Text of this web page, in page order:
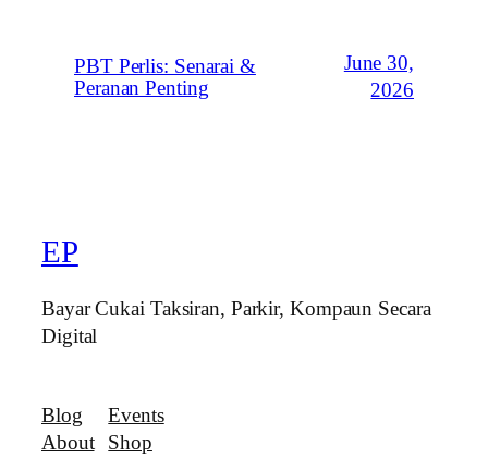
PBT Perlis: Senarai &
Peranan Penting
June 30,
2026
EP
Bayar Cukai Taksiran, Parkir, Kompaun Secara
Digital
Blog
About
Events
Shop